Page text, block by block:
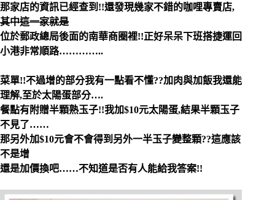
那家店的資訊已經查到!!還發現幾家不錯的咖哩專賣店,
其中這一家就是
位於郵政總局後面的南華商圈裡!!正好呆呆下班搭捷運回
小港非常順路…………..
菜單!!不過增的部分我有一點看不懂??加肉與加飯我還能
理解,至於太陽蛋部分….
餐點有附贈半顆熟玉子!!我加$10元太陽蛋,結果半顆玉子
不見了……
那另外加$10元會不會得到另外一半玉子變整顆??這應該
不是增
還是加價換吧……不知道是否有人能給我答案!!